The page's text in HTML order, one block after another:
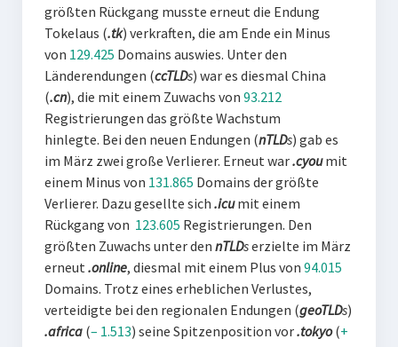
größten Rückgang musste erneut die Endung
Tokelaus (.tk) verkraften, die am Ende ein Minus
von 129.425 Domains auswies. Unter den
Länderendungen (ccTLDs) war es diesmal China
(.cn), die mit einem Zuwachs von 93.212
Registrierungen das größte Wachstum
hinlegte. Bei den neuen Endungen (nTLDs) gab es
im März zwei große Verlierer. Erneut war.cyoumit
einem Minus von 131.865 Domains der größte
Verlierer. Dazu gesellte sich .icumit einem
Rückgang von 123.605 Registrierungen. Den
größten Zuwachs unter den nTLDserzielte im März
erneut .online, diesmal mit einem Plus von 94.015
Domains. Trotz eines erheblichen Verlustes,
verteidigte bei den regionalen Endungen (geoTLDs)
.africa(– 1.513) seine Spitzenposition vor.tokyo(+